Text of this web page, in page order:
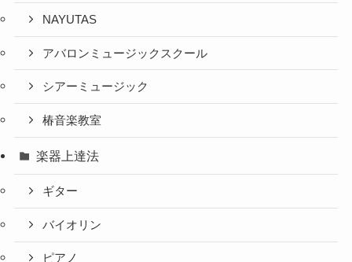
NAYUTAS
アバロンミュージックスクール
シアーミュージック
椿音楽教室
楽器上達法
ギター
バイオリン
ピアノ